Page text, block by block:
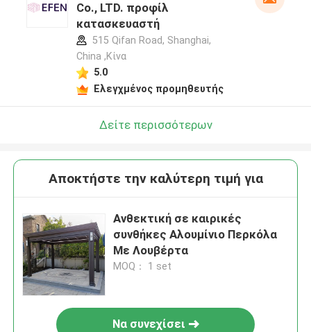
Co., LTD. προφίλ
κατασκευαστή
515 Qifan Road, Shanghai,
China ,Κίνα
5.0
Ελεγχμένος προμηθευτής
Δείτε περισσότερων
Αποκτήστε την καλύτερη τιμή για
Ανθεκτική σε καιρικές
συνθήκες Αλουμίνιο Περκόλα
Με Λουβέρτα
MOQ： 1 set
Να συνεχίσει